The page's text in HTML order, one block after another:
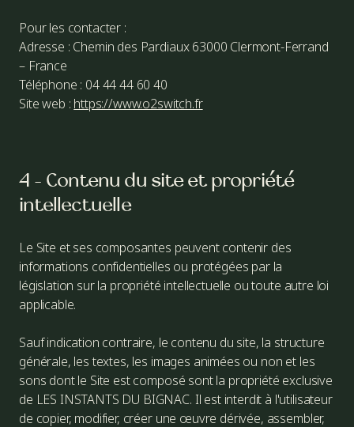
Pour les contacter :
Adresse : Chemin des Pardiaux 63000 Clermont-Ferrand
– France
Téléphone : 04 44 44 60 40
Site web : https://www.o2switch.fr
4 - Contenu du site et propriété
intellectuelle
Le Site et ses composantes peuvent contenir des
informations confidentielles ou protégées par la
législation sur la propriété intellectuelle ou toute autre loi
applicable.
Sauf indication contraire, le contenu du site, la structure
générale, les textes, les images animées ou non et les
sons dont le Site est composé sont la propriété exclusive
de LES INSTANTS DU BIGNAC. Il est interdit à l'utilisateur
de copier, modifier, créer une œuvre dérivée, assembler,